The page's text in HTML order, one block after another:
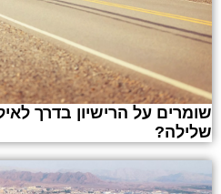
שומרים על הרישיון בדרך
שלילה?